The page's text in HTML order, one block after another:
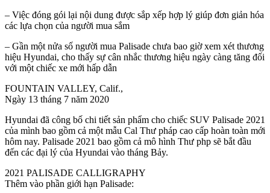
– Việc đóng gói lại nội dung được sắp xếp hợp lý giúp đơn giản hóa
các lựa chọn của người mua sắm
– Gần một nửa số người mua Palisade chưa bao giờ xem xét thương
hiệu Hyundai, cho thấy sự cân nhắc thương hiệu ngày càng tăng đối
với một chiếc xe mới hấp dẫn
FOUNTAIN VALLEY, Calif.,
Ngày 13 tháng 7 năm 2020
Hyundai đã công bố chi tiết sản phẩm cho chiếc SUV Palisade 2021
của mình bao gồm cả một mẫu Cal Thư pháp cao cấp hoàn toàn mới
hôm nay. Palisade 2021 bao gồm cả mô hình Thư php sẽ bắt đầu
đến các đại lý của Hyundai vào tháng Bảy.
2021 PALISADE CALLIGRAPHY
Thêm vào phần giới hạn Palisade: